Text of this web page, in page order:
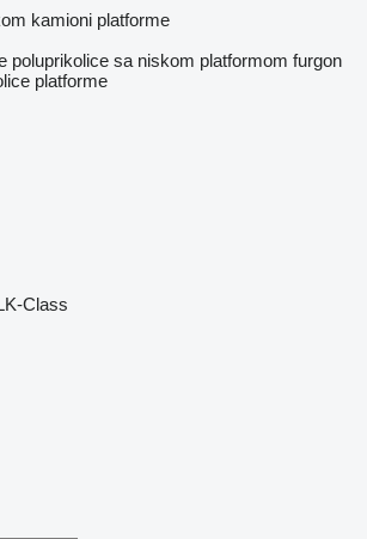
kamioni platforme
poluprikolice sa niskom platformom furgon
platforme
Class